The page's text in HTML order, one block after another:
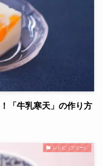
「牛乳寒天」の作り方
レシピ（フリー）